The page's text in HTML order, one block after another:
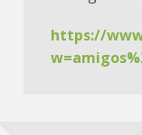
https://